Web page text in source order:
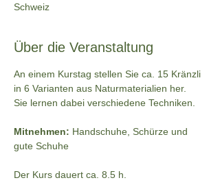
Schweiz
Über die Veranstaltung
An einem Kurstag stellen Sie ca. 15 Kränzli
in 6 Varianten aus Naturmaterialien her.
Sie lernen dabei verschiedene Techniken.
Mitnehmen: Handschuhe, Schürze und
gute Schuhe
Der Kurs dauert ca. 8.5 h.